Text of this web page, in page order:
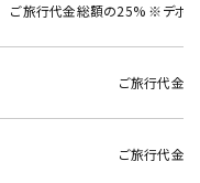
ご旅行代金総額の25% ※デポ
ご旅行代金
ご旅行代金